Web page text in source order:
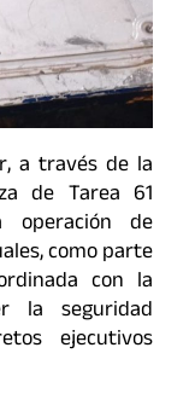
a través de la
de Tarea 61
operación de
como parte
con la
la seguridad
ejecutivos